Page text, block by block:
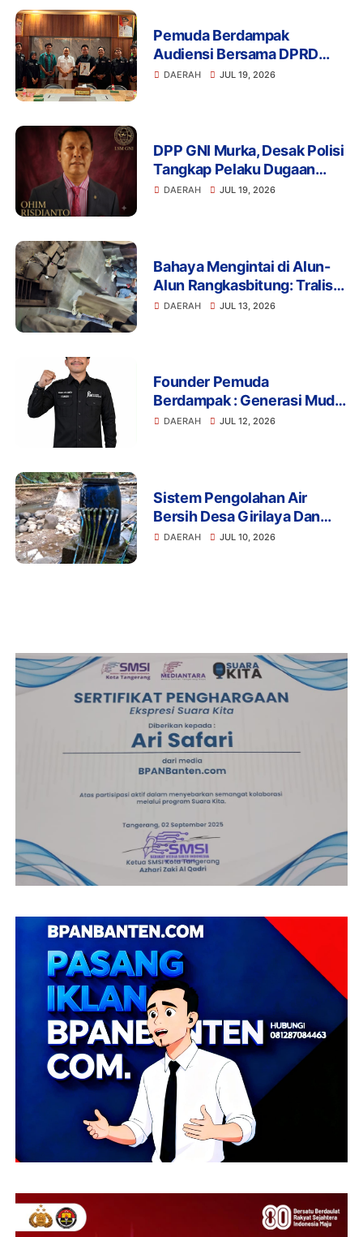
Pemuda Berdampak
Audiensi Bersama DPRD
Provinsi Banten Bahas
DAERAH JUL 19, 2026
DPP GNI Murka, Desak Polisi
Tangkap Pelaku Dugaan
Intimidasi dan
DAERAH JUL 19, 2026
Bahaya Mengintai di Alun-
Alun Rangkasbitung: Tralis
Drainase Rusak Picu Banyak
DAERAH JUL 13, 2026
Founder Pemuda
Berdampak : Generasi Muda
Mengapresiasi Komitmen
DAERAH JUL 12, 2026
Sistem Pengolahan Air
Bersih Desa Girilaya Dan
Desa Jayapura Cipanas
DAERAH JUL 10, 2026